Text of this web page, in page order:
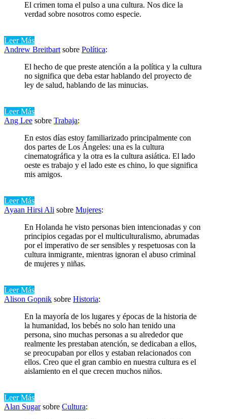
El crimen toma el pulso a una cultura. Nos dice la
verdad sobre nosotros como especie.
Leer Más
Andrew Breitbart sobre Política:
El hecho de que preste atención a la política y la cultura
no significa que deba estar hablando del proyecto de
ley de salud, hablando de las minucias.
Leer Más
Ang Lee sobre Trabaja:
En estos días estoy familiarizado principalmente con
dos partes de Los Ángeles: una es la cultura
cinematográfica y la otra es la cultura asiática. El lado
oeste es trabajo y el lado este es chino, lo que significa
mis amigos.
Leer Más
Ayaan Hirsi Ali sobre Mujeres:
En Holanda he visto personas bien intencionadas y con
principios cegadas por el multiculturalismo, abrumadas
por el imperativo de ser sensibles y respetuosas con la
cultura inmigrante, mientras ignoran el abuso criminal
de mujeres y niñas.
Leer Más
Alison Gopnik sobre Historia:
En la mayoría de los lugares y épocas de la historia de
la humanidad, los bebés no solo han tenido una
persona, sino muchas personas a su alrededor que
realmente les prestaban atención, se dedicaban a ellos,
se preocupaban por ellos y estaban relacionados con
ellos. Creo que el gran cambio en nuestra cultura es el
aislamiento en el que crecen muchos niños.
Leer Más
Alan Sugarsobre Cultura: